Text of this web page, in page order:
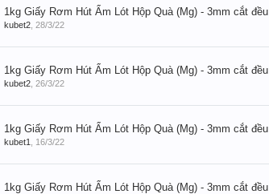
1kg Giấy Rơm Hút Ẩm Lót Hộp Quà (Mg) - 3mm cắt đều
kubet2 28/3/22
1kg Giấy Rơm Hút Ẩm Lót Hộp Quà (Mg) - 3mm cắt đều
kubet2 26/3/22
1kg Giấy Rơm Hút Ẩm Lót Hộp Quà (Mg) - 3mm cắt đều
kubet1 16/3/22
1kg Giấy Rơm Hút Ẩm Lót Hộp Quà (Mg) - 3mm cắt đều